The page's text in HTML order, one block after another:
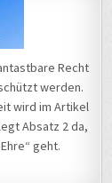
Recht
werden.
wird im Artikel
Absatz 2 da,
geht.